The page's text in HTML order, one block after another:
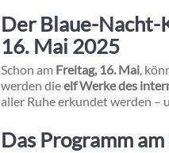
Der Blaue-
16. Mai 2025
Schon am Freitag, 16. Mai,
werden dieelf Werke des
aller Ruhe erkundet werden –
Das Programm